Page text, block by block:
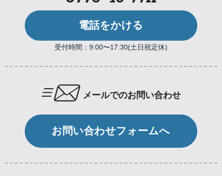
電話をかける
受付時間：9:00〜17:30(土日祝定休)
メールでのお問い合わせ
お問い合わせフォームへ